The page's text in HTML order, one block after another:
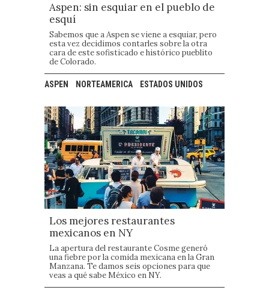
Aspen: sin esquiar en el pueblo de
esquí
Sabemos que a Aspen se viene a esquiar, pero
esta vez decidimos contarles sobre la otra
cara de este sofisticado e histórico pueblito
de Colorado.
ASPEN NORTEAMERICA ESTADOS UNIDOS
Los mejores restaurantes
mexicanos en NY
La apertura del restaurante Cosme generó
una fiebre por la comida mexicana en la Gran
Manzana. Te damos seis opciones para que
veas a qué sabe México en NY.